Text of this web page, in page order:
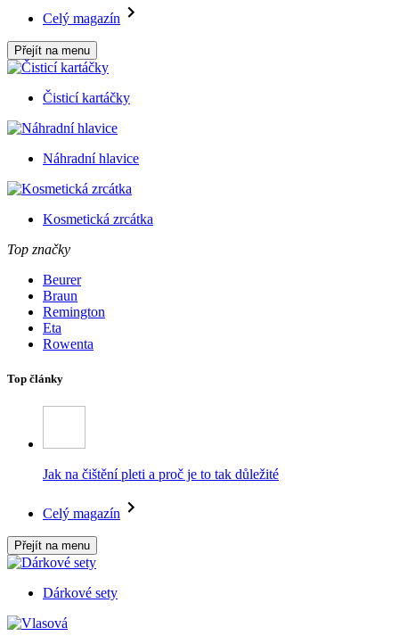
Celý magazín
Přejít na menu
Čisticí kartáčky
Náhradní hlavice
Kosmetická zrcátka
Top značky
Beurer
Braun
Remington
Eta
Rowenta
Top články
Jak na čištění pleti a proč je to tak důležité
Celý magazín
Přejít na menu
Dárkové sety